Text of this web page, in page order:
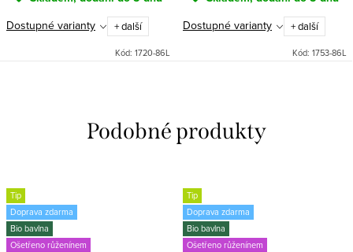
Dostupné varianty + další
Kód: 1720-86L
Dostupné varianty + další
Kód: 1753-86L
Tip
Doprava zdarma
Bio bavlna
Ošetřeno růženínem
Tip
Doprava zdarma
Bio bavlna
Ošetřeno růženínem